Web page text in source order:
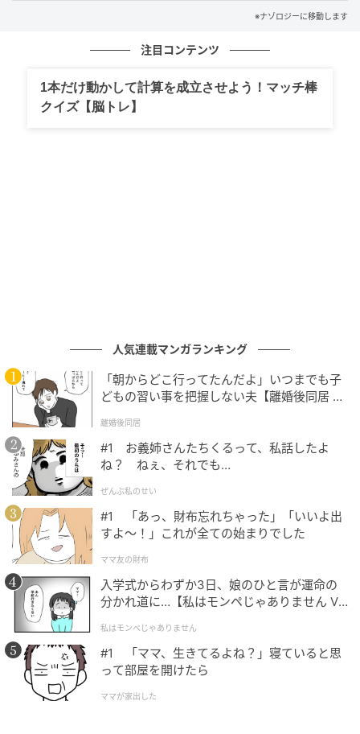
め、赤ちゃんが過去の経験から解釈する余地を小さく
できます。
まず、別の成人グループに動く点のパターンを2つずつ
見せ、「どちらがより美しいか」を選ばせました。
これによって、「この組み合わせでは、どちらの動き
がより美しいと選ばれやすいか」という相対的な指標
が生まれます。
次に、生後4か月から24か月までの乳児と成人に、同
じパターンの組み合わせを5秒間見せました。
もちろん赤ちゃんに「どちらが美しい？」と聞くこと
はできません。
そこで研究者たちは視線追跡装置を使い、赤ちゃんが
どちらの動きをどれだけ長く見ているかを測定しまし
た。
乳児研究では、「どちらを長く見るか」は、その対象
※ナゾロジーに移動します
注目コンテンツ
1本だけ動かして計算を成立させよう！マッチ棒
クイズ【脳トレ】
人気連載マンガランキング
「朝からどこ行ってたんだよ」いつまでも子
どもの習い事を把握しない夫【離婚後同居 Vo
離婚後同居
#1 お義姉さんたちくるって、私話したよ
ね？ ねぇ、それでも…
ぜんぶ私のせい
#1 「あっ、財布忘れちゃった」「いいよ出
すよ〜！」これが全ての始まりでした
ママ友の財布
入学式からわずか3日、娘のひと言が運命の
分かれ道に…【私はモンペじゃありません Vo
私はモンペじゃありません
#1 「ママ、生きてるよね？」寝ていると思
って部屋を開けたら
ママが家出した